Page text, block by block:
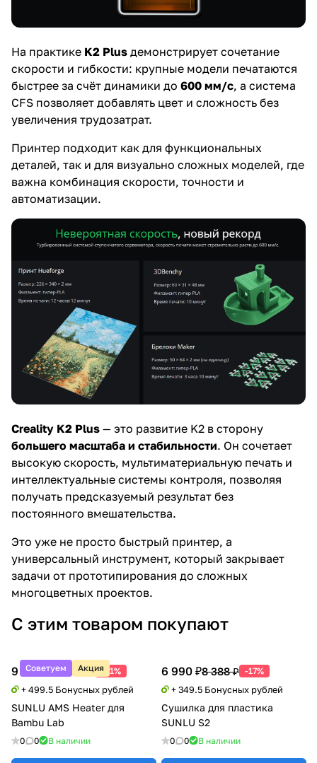
На практике K2 Plus демонстрирует сочетание
скорости и гибкости: крупные модели печатаются
быстрее за счёт динамики до 600 мм/с, а система
CFS позволяет добавлять цвет и сложность без
увеличения трудозатрат.
Принтер подходит как для функциональных
деталей, так и для визуально сложных моделей, где
важна комбинация скорости, точности и
автоматизации.
Creality K2 Plus — это развитие K2 в сторону
большего масштаба и стабильности. Он сочетает
высокую скорость, мультиматериальную печать и
интеллектуальные системы контроля, позволяя
получать предсказуемый результат без
постоянного вмешательства.
Это уже не просто быстрый принтер, а
универсальный инструмент, который закрывает
задачи от прототипирования до сложных
многоцветных проектов.
С этим товаром покупают
Советуем Акция
9 990 ₽20 388 ₽ -51%
+ 499.5 Бонусных рублей
SUNLU AMS Heater для
Bambu Lab
0 0 В наличии
6 990 ₽8 388 ₽ -17%
+ 349.5 Бонусных рублей
Сушилка для пластика
SUNLU S2
0 0 В наличии